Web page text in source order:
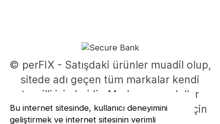
Bu internet sitesinde, kullanıcı deneyimini
geliştirmek ve internet sitesinin verimli
© perFIX - Satışdaki ürünler muadil olup,
sitede adı geçen tüm markalar kendi
tescilli isimleridir. Marka ve modeller
parça uyumluluklarının belirlenmesi için